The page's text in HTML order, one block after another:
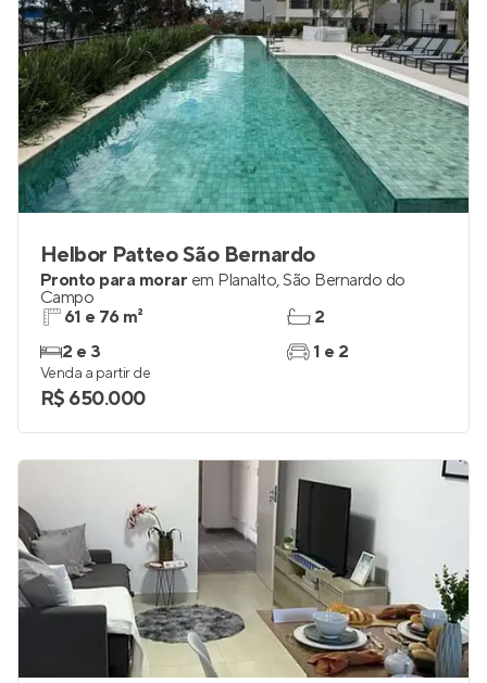
Helbor Patteo São Bernardo
Pronto para morar em Planalto,São Bernardo do
Campo
61 e 76 m²
2 e 3
2
1 e 2
Venda a partir de
R$ 650.000